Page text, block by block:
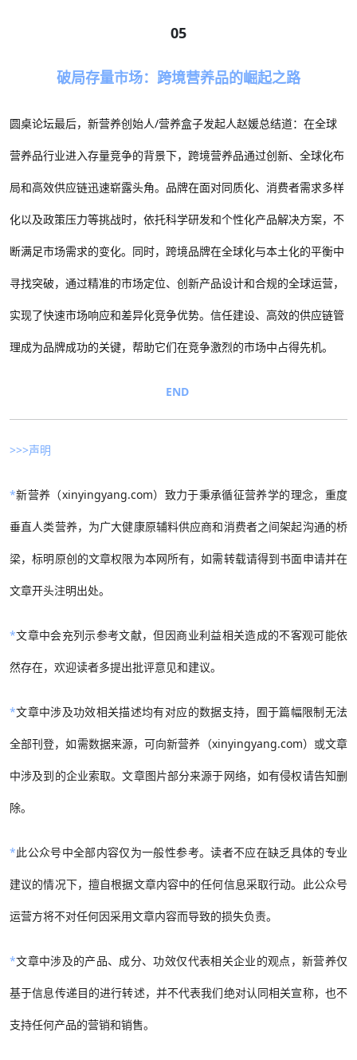
05
破局存量市场：跨境营养品的崛起之路
圆桌论坛最后，新营养创始人/营养盒子发起人赵媛总结道：在全球
营养品行业进入存量竞争的背景下，跨境营养品通过创新、全球化布
局和高效供应链迅速崭露头角。品牌在面对同质化、消费者需求多样
化以及政策压力等挑战时，依托科学研发和个性化产品解决方案，不
断满足市场需求的变化。同时，跨境品牌在全球化与本土化的平衡中
寻找突破，通过精准的市场定位、创新产品设计和合规的全球运营，
实现了快速市场响应和差异化竞争优势。信任建设、高效的供应链管
理成为品牌成功的关键，帮助它们在竞争激烈的市场中占得先机。
END
>>>声明
*新营养（xinyingyang.com）致力于秉承循征营养学的理念，重度
垂直人类营养，为广大健康原辅料供应商和消费者之间架起沟通的桥
梁，标明原创的文章权限为本网所有，如需转载请得到书面申请并在
文章开头注明出处。
*文章中会充列示参考文献，但因商业利益相关造成的不客观可能依
然存在，欢迎读者多提出批评意见和建议。
*文章中涉及功效相关描述均有对应的数据支持，囿于篇幅限制无法
全部刊登，如需数据来源，可向新营养（xinyingyang.com）或文章
中涉及到的企业索取。文章图片部分来源于网络，如有侵权请告知删
除。
*此公众号中全部内容仅为一般性参考。读者不应在缺乏具体的专业
建议的情况下，擅自根据文章内容中的任何信息采取行动。此公众号
运营方将不对任何因采用文章内容而导致的损失负责。
*文章中涉及的产品、成分、功效仅代表相关企业的观点，新营养仅
基于信息传递目的进行转述，并不代表我们绝对认同相关宣称，也不
支持任何产品的营销和销售。